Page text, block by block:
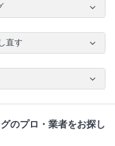
直す
のプロ・業者をお探し